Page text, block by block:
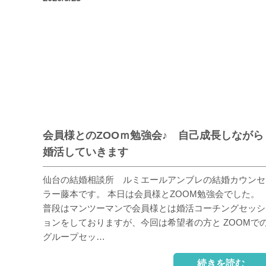
会員様とのZOOｍ勉強会♪ 自己成長しながら
婚活していきます
仙台の結婚相談所 ルミエールアンブレの結婚カウンセ
ラー藤本です。 本日は会員様とZOOM勉強会でした。
普段はマンツーマンで会員様とは婚活コーチングセッシ
ョンをしておりますが、今回は希望者の方と ZOOMで
グループセッ…
続きを読む